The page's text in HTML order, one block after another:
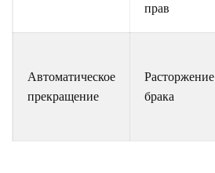
прав
Автоматическое
прекращение
Расторжение
брака